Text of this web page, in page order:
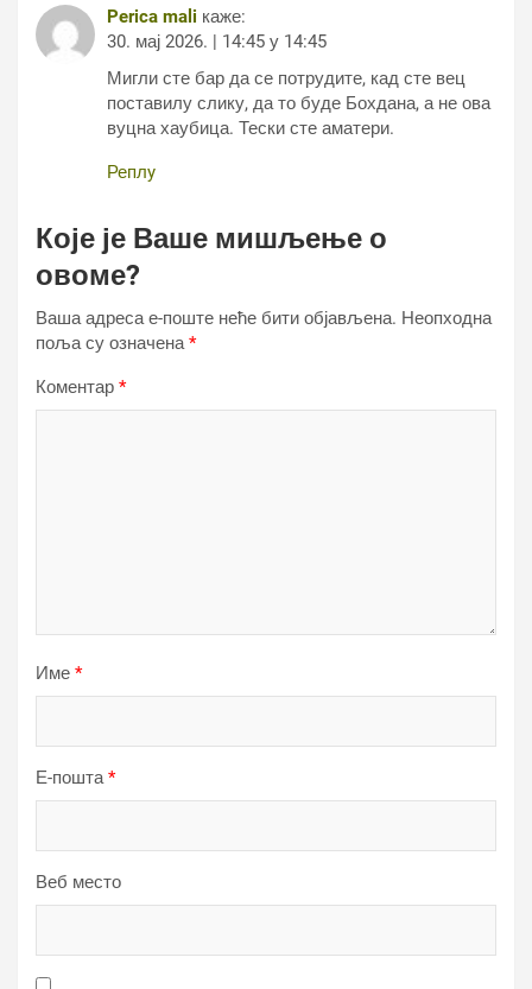
Perica mali каже:
30. мај 2026. | 14:45 у 14:45
Мигли сте бар да се потрудите, кад сте вец
поставилу слику, да то буде Бохдана, а не ова
вуцна хаубица. Тески сте аматери.
Реплy
Које је Ваше мишљење о
овоме?
Ваша адреса е-поште неће бити објављена. Неопходна
поља су означена*
Коментар *
Име *
Е-пошта*
Веб место